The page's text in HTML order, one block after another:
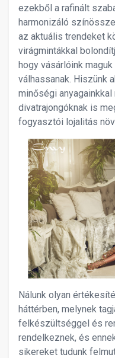
ezekből a rafinált
harmonizáló
az aktuális trendeket
virágmintákkal
hogy vásárlóink
válhassanak. Hiszünk
minőségi
divatrajongóknak is
fogyasztói lojalitás
Nálunk olyan
háttérben, melynek
felkészültséggel és
rendelkeznek, és
sikereket tudunk